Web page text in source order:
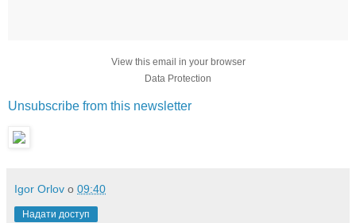
View this email in your browser
Data Protection
Unsubscribe from this newsletter
Igor Orlov о 09:40
Надати доступ